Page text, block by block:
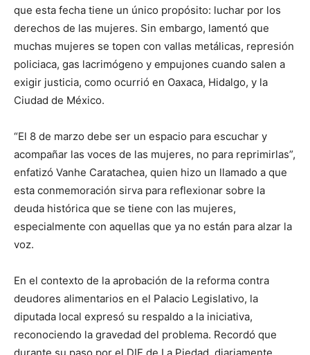
que esta fecha tiene un único propósito: luchar por los
derechos de las mujeres. Sin embargo, lamentó que
muchas mujeres se topen con vallas metálicas, represión
policiaca, gas lacrimógeno y empujones cuando salen a
exigir justicia, como ocurrió en Oaxaca, Hidalgo, y la
Ciudad de México.
“El 8 de marzo debe ser un espacio para escuchar y
acompañar las voces de las mujeres, no para reprimirlas”,
enfatizó Vanhe Caratachea, quien hizo un llamado a que
esta conmemoración sirva para reflexionar sobre la
deuda histórica que se tiene con las mujeres,
especialmente con aquellas que ya no están para alzar la
voz.
En el contexto de la aprobación de la reforma contra
deudores alimentarios en el Palacio Legislativo, la
diputada local expresó su respaldo a la iniciativa,
reconociendo la gravedad del problema. Recordó que